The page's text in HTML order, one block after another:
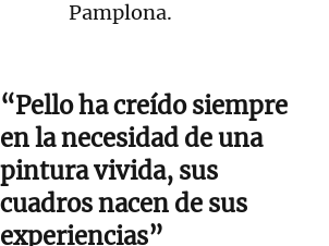
Pamplona.
“Pello ha creído siempre
en la necesidad de una
pintura vivida, sus
cuadros nacen de sus
experiencias”